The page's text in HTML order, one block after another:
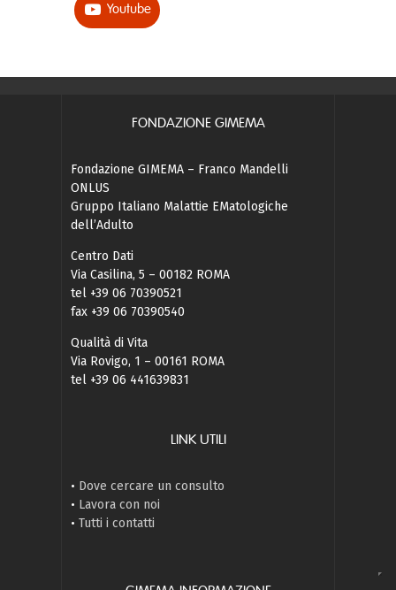
Youtube
FONDAZIONE GIMEMA
Fondazione GIMEMA – Franco Mandelli
ONLUS
Gruppo Italiano Malattie EMatologiche
dell’Adulto
Centro Dati
Via Casilina, 5 – 00182 ROMA
tel +39 06 70390521
fax +39 06 70390540
Qualità di Vita
Via Rovigo, 1 – 00161 ROMA
tel +39 06 441639831
LINK UTILI
• Dove cercare un consulto
• Lavora con noi
• Tutti i contatti